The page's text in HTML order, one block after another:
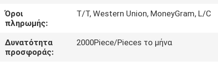
ΕΠΙΚΟΙΝΩΝΉΣΤΕ
ΜΑΖΊ
ΜΑΣ
Όροι
πληρωμής:
T/T, Western Union, MoneyGram, L/C
Δυνατότητα
προσφοράς:
2000Piece/Pieces το μήνα